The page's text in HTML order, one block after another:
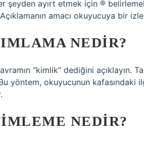
şeyden ayırt etmek için ®
amacı okuyucuya bir
NEDIR?
“kimlik” dediğini açıklayın.
yöntem, okuyucunun kafasındaki
NEDIR?